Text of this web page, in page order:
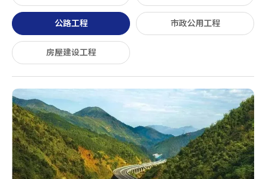
公路工程 市政公用工程
房屋建设工程